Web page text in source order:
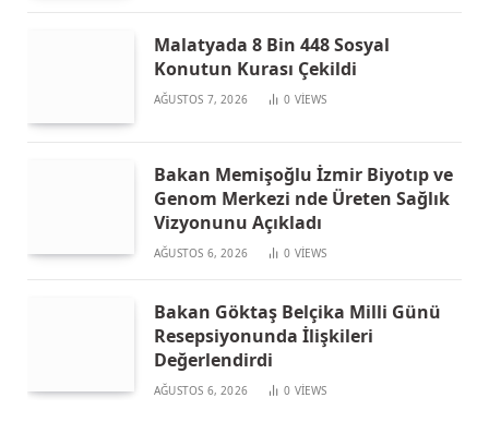
Malatyada 8 Bin 448 Sosyal
Konutun Kurası Çekildi
AĞUSTOS 7, 2026 0 VIEWS
Bakan Memişoğlu İzmir Biyotıp ve
Genom Merkezi nde Üreten Sağlık
Vizyonunu Açıkladı
AĞUSTOS 6, 2026 0 VIEWS
Bakan Göktaş Belçika Milli Günü
Resepsiyonunda İlişkileri
Değerlendirdi
AĞUSTOS 6, 2026 0 VIEWS